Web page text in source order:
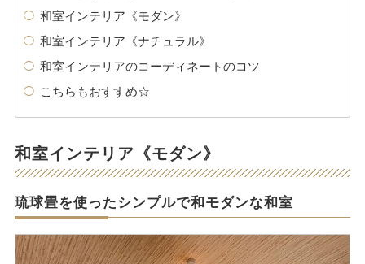
和室インテリア《モダン》
和室インテリア《ナチュラル》
和室インテリアのコーディネートのコツ
こちらもおすすめ☆
和室インテリア《モダン》
琉球畳を使ったシンプルで和モダンな和室